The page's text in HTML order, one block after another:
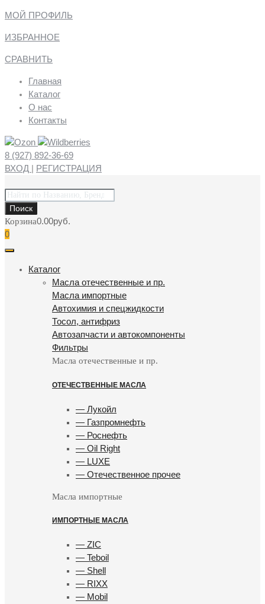
МОЙ ПРОФИЛЬ
ИЗБРАННОЕ
СРАВНИТЬ
Главная
Каталог
О нас
Контакты
8 (927) 892-36-69
ВХОД | РЕГИСТРАЦИЯ
Поиск
товаров
Поиск
Корзина0.00руб.
0
Каталог
Масла отечественные и пр.
Масла импортные
Автохимия и спецжидкости
Тосол, антифриз
Автозапчасти и автокомпоненты
Фильтры
Масла отечественные и пр.
ОТЕЧЕСТВЕННЫЕ МАСЛА
— Лукойл
— Газпромнефть
— Роснефть
— Oil Right
— LUXE
— Отечественное прочее
Масла импортные
ИМПОРТНЫЕ МАСЛА
— ZIC
— Teboil
— Shell
— RIXX
— Mobil